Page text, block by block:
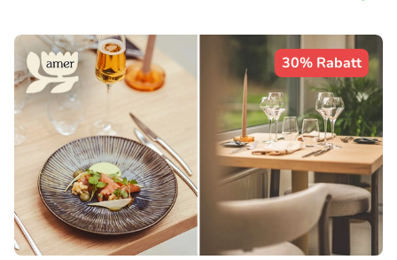
30% Rabatt